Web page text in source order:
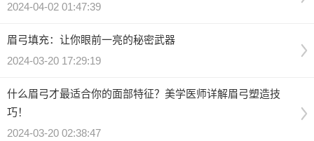
2024-04-02 01:47:39
眉弓填充：让你眼前一亮的秘密武器
2024-03-20 17:29:19
什么眉弓才最适合你的面部特征？美学医师详解眉弓塑造技
巧！
2024-03-20 02:38:47